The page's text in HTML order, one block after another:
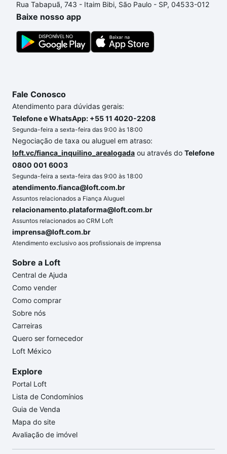
comprar um apartamento e conte com a gente para
comprar o imóvel dos seus sonhos com segurança e
conforto. Loft, com você até as chaves.
Rua Tabapuã, 743 - Itaim Bibi, São Paulo - SP, 04533-012
Baixe nosso app
Fale Conosco
Atendimento para dúvidas gerais:
Telefone e WhatsApp: +55 11 4020-2208
Segunda-feira a sexta-feira das 9:00 às 18:00
Negociação de taxa ou aluguel em atraso:
loft.vc/fianca_inquilino_arealogada ou através do Telefone
0800 001 6003
Segunda-feira a sexta-feira das 9:00 às 18:00
atendimento.fianca@loft.com.br
Assuntos relacionados a Fiança Aluguel
relacionamento.plataforma@loft.com.br
Assuntos relacionados ao CRM Loft
imprensa@loft.com.br
Atendimento exclusivo aos profissionais de imprensa
Sobre a Loft
Central de Ajuda
Como vender
Como comprar
Sobre nós
Carreiras
Quero ser fornecedor
Loft México
Explore
Portal Loft
Lista de Condomínios
Guia de Venda
Mapa do site
Avaliação de imóvel